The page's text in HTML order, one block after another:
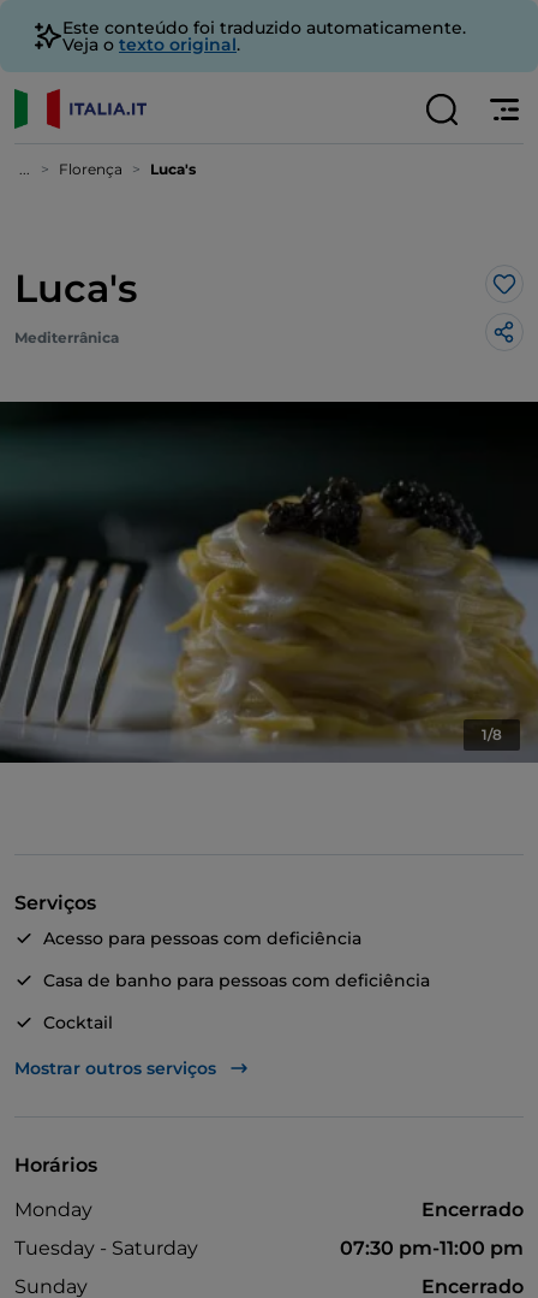
Este conteúdo foi traduzido automaticamente.
Veja o texto original.
... Florença Luca's
Luca's
Mediterrânica
1/8
Serviços
Acesso para pessoas com deficiência
Casa de banho para pessoas com deficiência
Cocktail
Fala-se inglês
Mostrar outros serviços
Horários
Monday
Encerrado
Tuesday - Saturday
07:30 pm-11:00 pm
Sunday
Encerrado